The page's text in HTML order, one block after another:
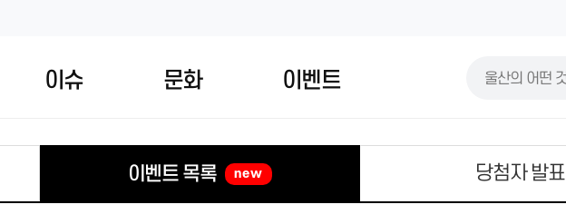
이슈 문화 이벤트
이벤트 목록 new 당첨자 발표